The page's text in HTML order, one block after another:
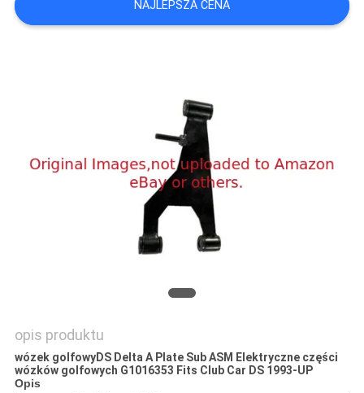
SITEMAP
NAJLEPSZA CENA
opis produktu
wózek golfowyDS Delta A Plate Sub ASM Elektryczne części
wózków golfowych G1016353 Fits Club Car DS 1993-UP
Opis